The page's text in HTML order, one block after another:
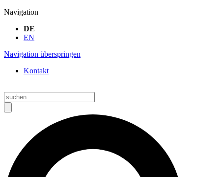
Navigation
DE
EN
Navigation überspringen
Kontakt